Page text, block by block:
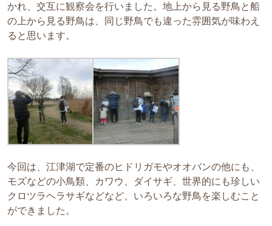
かれ、交互に観察会を行いました。地上から見る野鳥と船
の上から見る野鳥は、同じ野鳥でも違った雰囲気が味わえ
ると思います。
今回は、江津湖で定番のヒドリガモやオオバンの他にも、
モズなどの小鳥類、カワウ、ダイサギ、世界的にも珍しい
クロツラヘラサギなどなど、いろいろな野鳥を楽しむこと
ができました。